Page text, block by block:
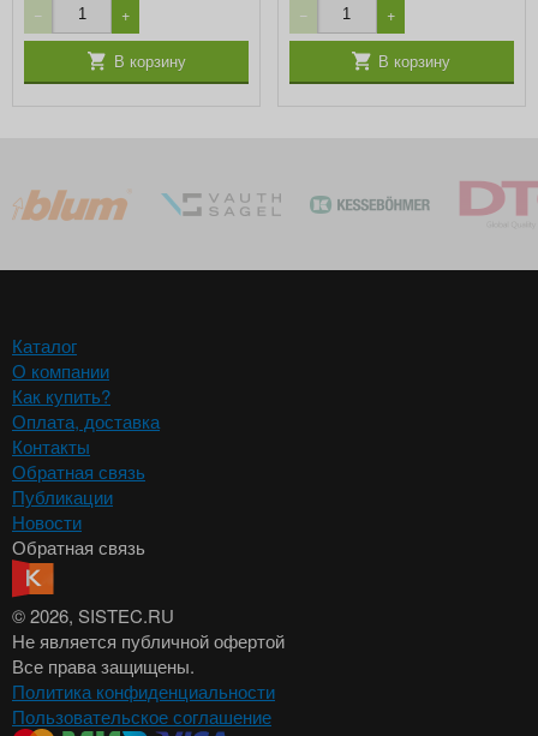
− +
В корзину
− +
В корзину
Каталог
О компании
Как купить?
Оплата, доставка
Контакты
Обратная связь
Публикации
Новости
Обратная связь
© 2026, SISTEC.RU
Не является публичной офертой
Все права защищены.
Политика конфиденциальности
Пользовательское соглашение